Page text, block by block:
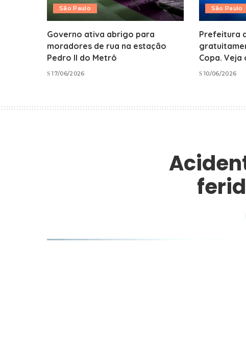
São Paulo
Governo ativa abrigo para
moradores de rua na estação
Pedro II do Metrô
17/06/2026
São Paulo
Prefeitura
Copa. Veja
10/06/2026